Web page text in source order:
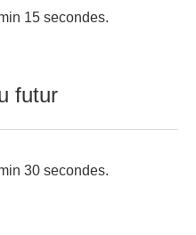
15 secondes.
futur
30 secondes.